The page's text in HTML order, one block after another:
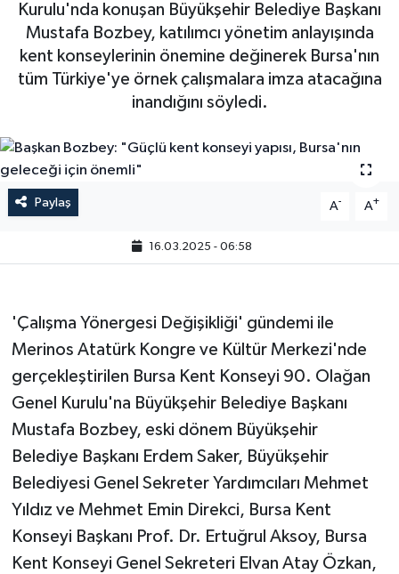
Kurulu'nda konuşan Büyükşehir Belediye Başkanı
Mustafa Bozbey, katılımcı yönetim anlayışında
kent konseylerinin önemine değinerek Bursa'nın
tüm Türkiye'ye örnek çalışmalara imza atacağına
inandığını söyledi.
Paylaş A- A+
16.03.2025 - 06:58
'Çalışma Yönergesi Değişikliği' gündemi ile
Merinos Atatürk Kongre ve Kültür Merkezi'nde
gerçekleştirilen Bursa Kent Konseyi 90. Olağan
Genel Kurulu'na Büyükşehir Belediye Başkanı
Mustafa Bozbey, eski dönem Büyükşehir
Belediye Başkanı Erdem Saker, Büyükşehir
Belediyesi Genel Sekreter Yardımcıları Mehmet
Yıldız ve Mehmet Emin Direkci, Bursa Kent
Konseyi Başkanı Prof. Dr. Ertuğrul Aksoy, Bursa
Kent Konseyi Genel Sekreteri Elvan Atay Özkan,